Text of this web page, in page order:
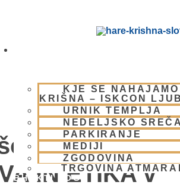
KJE SE
KRIŠNA – ISKCON
URNIK TEMPLJA
NEDELJSKO
PARKIRANJE
MEDIJI
ZGODOVINA
TRGOVINA
BHAKTI JOGA
skupin
IN ETIKA v